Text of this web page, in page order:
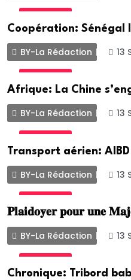
Coopération: Sénégal
BY-La Rédaction 13
Afrique: La Chine
BY-La Rédaction 13
Transport aérien:
BY-La Rédaction 13
𝐏𝐥𝐚𝐢𝐝𝐨𝐲𝐞𝐫 𝐩𝐨𝐮𝐫 𝐮𝐧𝐞
BY-La Rédaction 13
Chronique: Tribord